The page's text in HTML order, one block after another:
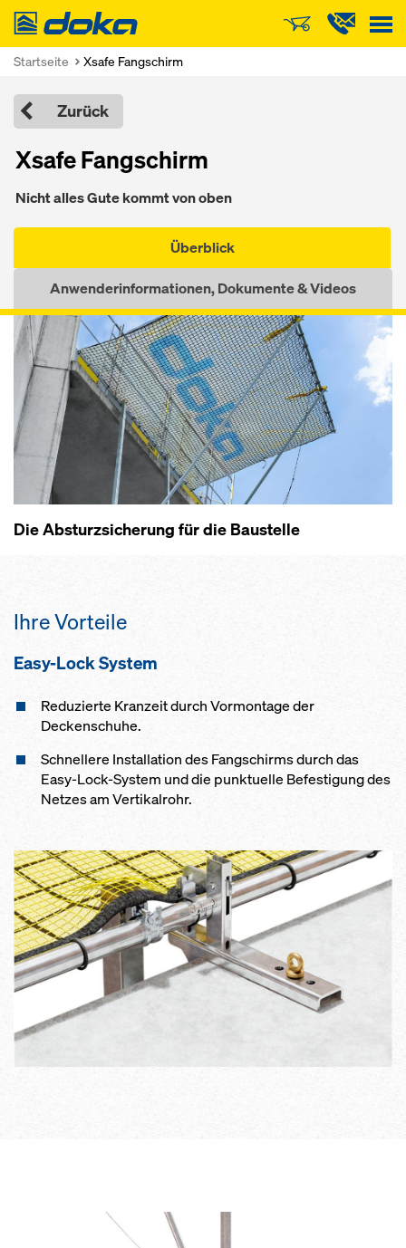
Doka
Startseite Xsafe Fangschirm
Zurück
Xsafe Fangschirm
Nicht alles Gute kommt von oben
Überblick
Anwenderinformationen, Dokumente & Videos
Die Absturzsicherung für die Baustelle
Ihre Vorteile
Easy-Lock System
Reduzierte Kranzeit durch Vormontage der
Deckenschuhe.
Schnellere Installation des Fangschirms durch das
Easy-Lock-System und die punktuelle Befestigung des
Netzes am Vertikalrohr.